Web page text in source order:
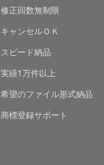
修正回数無制限
キャンセルＯＫ
スピード納品
実績1万件以上
希望のファイル形式納品
商標登録サポート